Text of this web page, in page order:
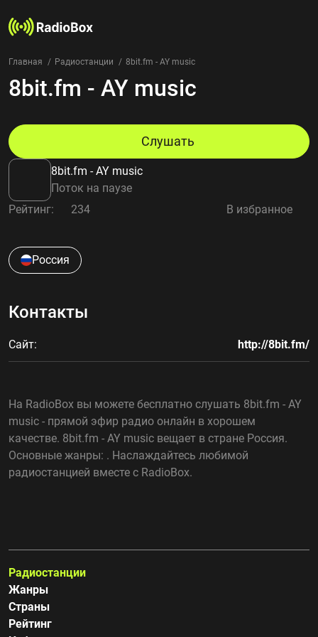
Радиостанции
Страны
Избранное
О нас
Добавить радиостанцию
Конфиденциальность
Главная Радиостанции 8bit.fm - AY music
8bit.fm - AY music
8bit.fm - AY music
Поток на паузе
Слушать
Рейтинг: 234 В избранное
Россия
Контакты
Сайт: http://8bit.fm/
На RadioBox вы можете бесплатно слушать 8bit.fm - AY
music - прямой эфир радио онлайн в хорошем
качестве. 8bit.fm - AY music вещает в стране Россия.
Основные жанры: . Наслаждайтесь любимой
радиостанцией вместе с RadioBox.
Радиостанции
Жанры
Страны
Рейтинг